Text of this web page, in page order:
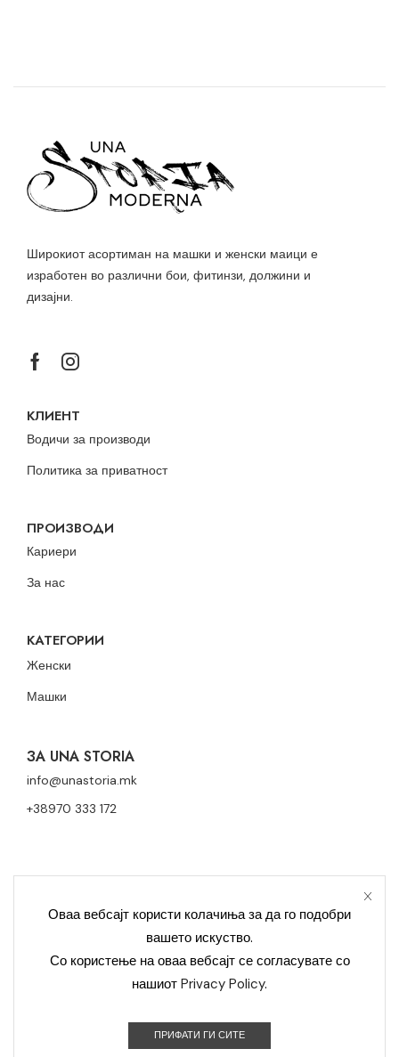
Широкиот асортиман на машки и женски маици е
изработен во различни бои, фитинзи, должини и
дизајни.
КЛИЕНТ
Водичи за производи
Политика за приватност
ПРОИЗВОДИ
Кариери
За нас
КАТЕГОРИИ
Женски
Машки
ЗА UNA STORIA
info@unastoria.mk
+38970 333 172
Контакт
Уна Сториа Модерна © 2023 Сите права се задржани –
Developed by OCS
Оваа вебсајт користи колачиња за да го подобри
вашето искуство.
Со користење на оваа вебсајт се согласувате со
нашиот Privacy Policy.
ПРИФАТИ ГИ СИТЕ